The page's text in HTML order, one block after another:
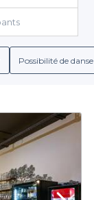
Possibilité de